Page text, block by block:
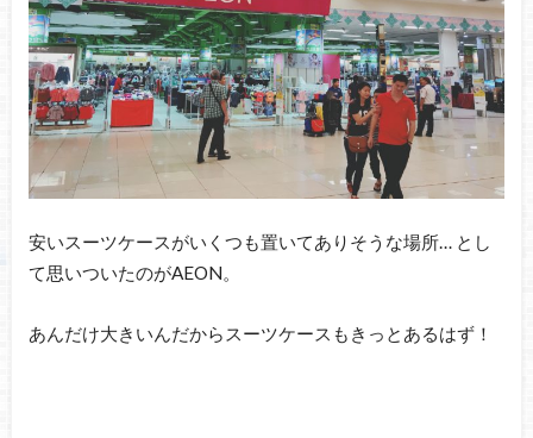
安いスーツケースがいくつも置いてありそうな場所… とし
て思いついたのがAEON。
あんだけ大きいんだからスーツケースもきっとあるはず！